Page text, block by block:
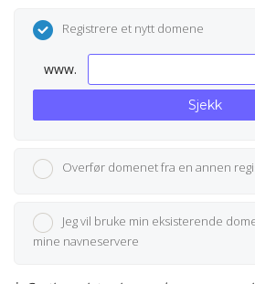
Registrere et nytt domene
www.
Sjekk
Overfør domenet fra en annen
Jeg vil bruke min eksisterende
mine navneservere